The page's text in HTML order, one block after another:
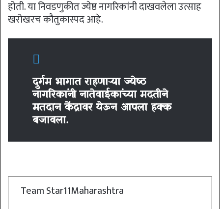
होती. या निवडणुकीत ज्येष्ठ नागरिकांनी दाखवलेला उत्साह
खरोखरच कौतुकास्पद आहे.
दुर्गम भागात राहणाऱ्या ज्येष्ठ
नागरिकांनी नातेवाईकांच्या मदतीने
मतदान केंद्रावर येऊन आपला हक्क
बजावला.
Team Star11Maharashtra